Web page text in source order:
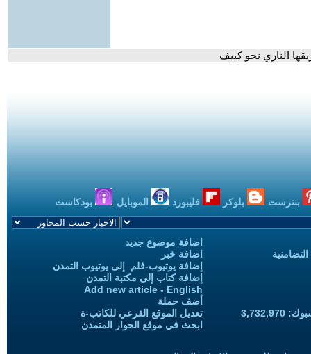
الناري نحو كييف
بنترست بلوكر فليبورد الموبايل بودكاست
اضافة موضوع جديد
اضافة خبر
إضافة يوتيوب-فلم إلى يوتيوب التمدن
إضافة كتاب إلى مكتبة التمدن
Add new article - English
أضف حملة
تعديل الموقع الفرعي للكاتب-ة
ابحث في موقع الحوار المتمدن